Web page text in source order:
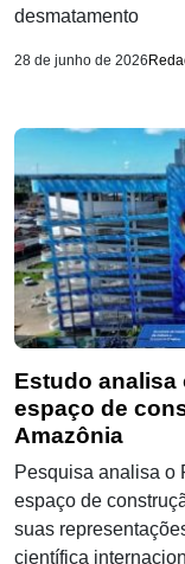
desmatamento
28 de junho de 2026
Estudo analisa
espaço de
Amazônia
Pesquisa analisa o
espaço de
suas
científica